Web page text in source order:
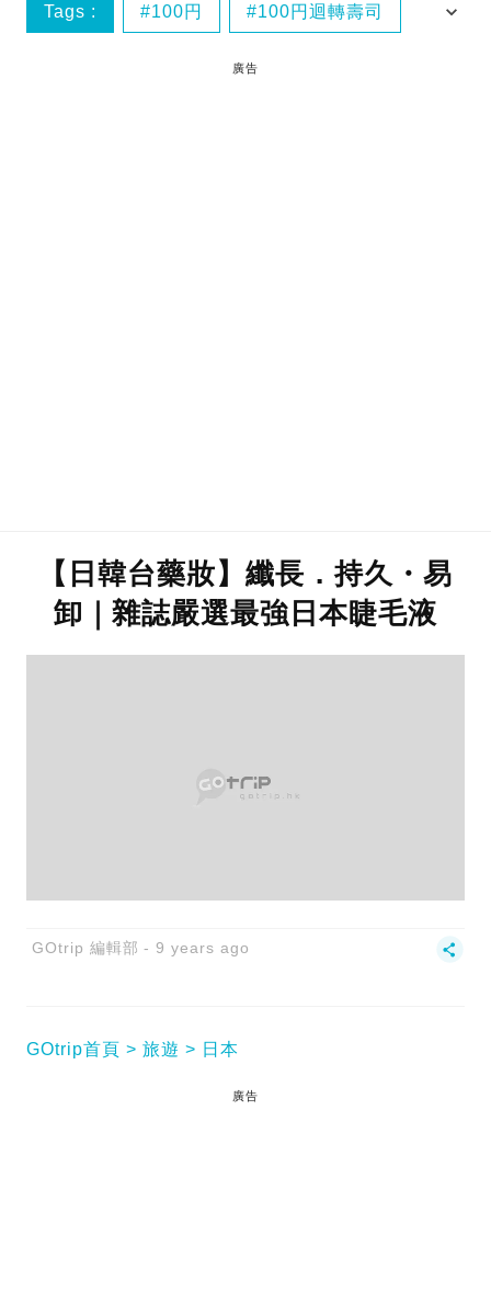
Tags : 100円 100円迴轉壽司
帰れま10
廣告
【日韓台藥妝】纖長．持久・易
卸｜雜誌嚴選最強日本睫毛液
GOtrip 編輯部 9 years ago
GOtrip首頁 旅遊 日本
廣告